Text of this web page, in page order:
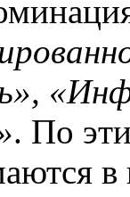
. По
в